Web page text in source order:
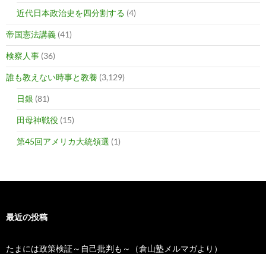
近代日本政治史を四分割する (4)
帝国憲法講義 (41)
検察人事 (36)
誰も教えない時事と教養 (3,129)
日銀 (81)
田母神戦役 (15)
第45回アメリカ大統領選 (1)
最近の投稿
たまには政策検証～自己批判も～（倉山塾メルマガより）